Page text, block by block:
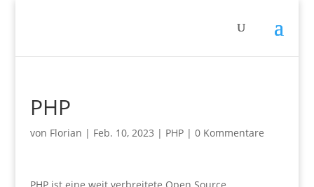
PHP
von Florian | Feb. 10, 2023 | PHP| 0 Kommentare